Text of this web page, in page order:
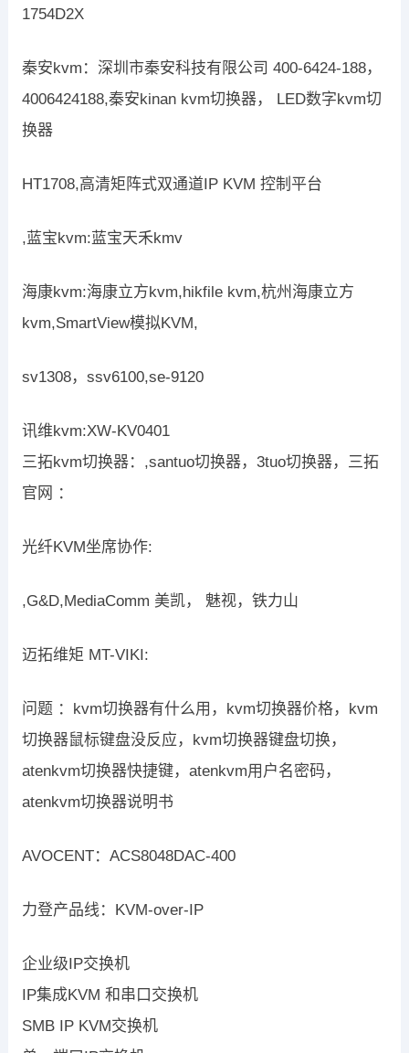
1754D2X
秦安kvm：深圳市秦安科技有限公司 400-6424-188，
4006424188,秦安kinan kvm切换器， LED数字kvm切
换器
HT1708,高清矩阵式双通道IP KVM 控制平台
,蓝宝kvm:蓝宝天禾kmv
海康kvm:海康立方kvm,hikfile kvm,杭州海康立方
kvm,SmartView模拟KVM,
sv1308，ssv6100,se-9120
讯维kvm:XW-KV0401
三拓kvm切换器：,santuo切换器，3tuo切换器，三拓
官网 ：
光纤KVM坐席协作:
,G&D,MediaComm 美凯， 魅视，铁力山
迈拓维矩 MT-VIKI:
问题 ：kvm切换器有什么用，kvm切换器价格，kvm
切换器鼠标键盘没反应，kvm切换器键盘切换，
atenkvm切换器快捷键，atenkvm用户名密码，
atenkvm切换器说明书
AVOCENT：ACS8048DAC-400
力登产品线：KVM-over-IP
企业级IP交换机
IP集成KVM 和串口交换机
SMB IP KVM交换机